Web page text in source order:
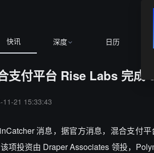
快讯 深度 日历
支付平台 Rise Labs 完成
11-21 15:33:43
消息，据官方消息，混合支付
项投资由 Draper Associates 领投，